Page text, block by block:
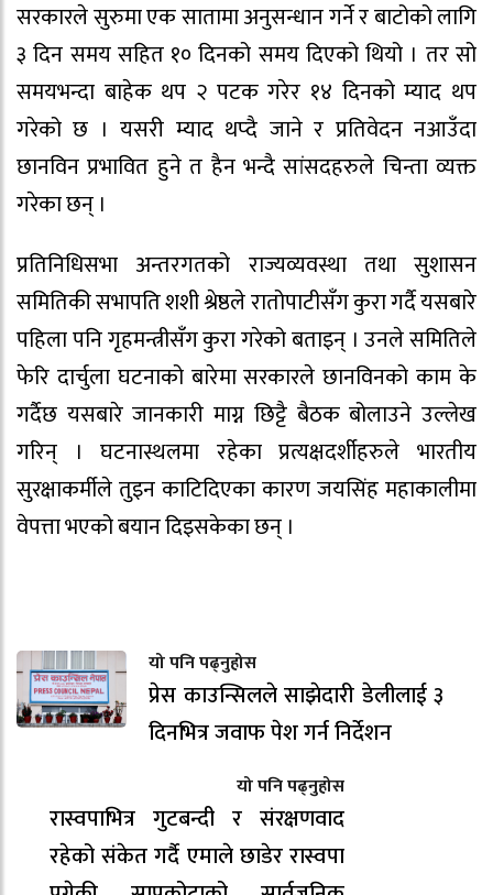
सरकारले सुरुमा एक सातामा अनुसन्धान गर्ने र बाटोको लागि
३ दिन समय सहित १० दिनको समय दिएको थियो । तर सो
समयभन्दा बाहेक थप २ पटक गरेर १४ दिनको म्याद थप
गरेको छ । यसरी म्याद थप्दै जाने र प्रतिवेदन नआउँदा
छानविन प्रभावित हुने त हैन भन्दै सांसदहरुले चिन्ता व्यक्त
गरेका छन् ।
प्रतिनिधिसभा अन्तरगतको राज्यव्यवस्था तथा सुशासन
समितिकी सभापति शशी श्रेष्ठले रातोपाटीसँग कुरा गर्दै यसबारे
पहिला पनि गृहमन्त्रीसँग कुरा गरेको बताइन् । उनले समितिले
फेरि दार्चुला घटनाको बारेमा सरकारले छानविनको काम के
गर्दैछ यसबारे जानकारी माग्न छिट्टै बैठक बोलाउने उल्लेख
गरिन् । घटनास्थलमा रहेका प्रत्यक्षदर्शीहरुले भारतीय
सुरक्षाकर्मीले तुइन काटिदिएका कारण जयसिंह महाकालीमा
वेपत्ता भएको बयान दिइसकेका छन् ।
यो पनि पढ्नुहोस
प्रेस काउन्सिलले साझेदारी डेलीलाई ३
दिनभित्र जवाफ पेश गर्न निर्देशन
यो पनि पढ्नुहोस
रास्वपाभित्र गुटबन्दी र संरक्षणवाद
रहेको संकेत गर्दै एमाले छाडेर रास्वपा